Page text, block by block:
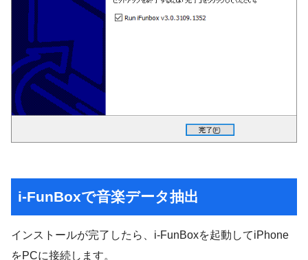
i-FunBoxで音楽データ抽出
インストールが完了したら、i-FunBoxを起動してiPhone
をPCに接続します。